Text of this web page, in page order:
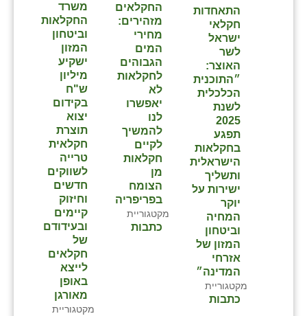
משרד
החקלאות
וביטחון
המזון
ישקיע
מיליון
ש"ח
בקידום
יצוא
תוצרת
חקלאית
טרייה
לשווקים
חדשים
וחיזוק
קיימים
ובעידודם
של
חקלאים
לייצא
באופן
מאורגן
מקטגוריית
⁨החקלאים
מזהירים:
מחירי
המים
הגבוהים
לחקלאות
לא
יאפשרו
לנו
להמשיך
לקיים
חקלאות
מן
הצומח
בפריפריה⁩
מקטגוריית
כתבות
התאחדות
חקלאי
ישראל
לשר
האוצר:
״התוכנית
הכלכלית
לשנת
2025
תפגע
בחקלאות
הישראלית
ותשליך
ישירות על
יוקר
המחיה
וביטחון
המזון של
אזרחי
המדינה״
מקטגוריית
כתבות
בוסתן הגליל